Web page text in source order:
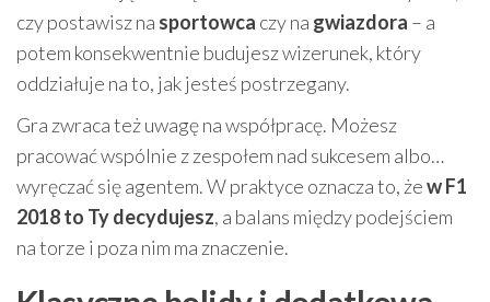
czy postawisz na sportowca czy na gwiazdora – a
potem konsekwentnie budujesz wizerunek, który
oddziałuje na to, jak jesteś postrzegany.
Gra zwraca też uwagę na współpracę. Możesz
pracować wspólnie z zespołem nad sukcesem albo…
wyręczać się agentem. W praktyce oznacza to, żew F1
2018 to Ty decydujesz, a balans między podejściem
na torze i poza nim ma znaczenie.